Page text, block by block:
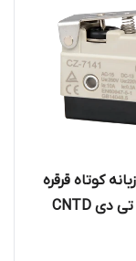
کوتاه قرقره
دار طرح امرن سی ان تی دی CNTD